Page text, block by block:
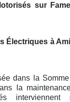
sur
Électriques à
dans la
la
interviennent